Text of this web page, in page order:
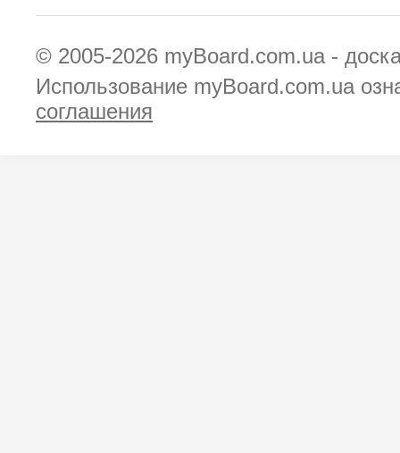
© 2005-2026 myBoard.com.ua -
Использование myBoard.com.ua
соглашения